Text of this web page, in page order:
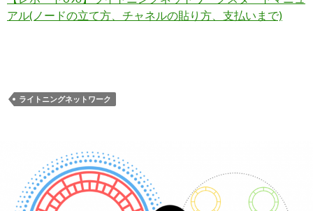
アル(ノードの立て方、チャネルの貼り方、支払いまで)
ライトニングネットワーク